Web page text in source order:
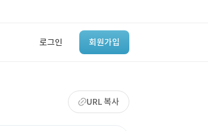
로그인 회원가입
‘이런 거’ 만들어본
개발 회사 있어?
URL 복사